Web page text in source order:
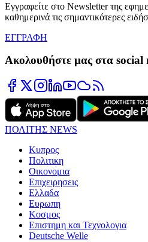
Εγγραφείτε στο Newsletter της
καθημερινά τις σημαντικότερες
ΕΓΓΡΑΦΗ
Ακολουθήστε μας στα social
ΠΟΛΙΤΗΣ NEWS
Κυπρος
Πολιτικη
Οικονομια
Επιχειρησεις
Ελλαδα
Ευρωπη
Κοσμος
Επιστημη και Τεχνολογια
Deutsche Welle